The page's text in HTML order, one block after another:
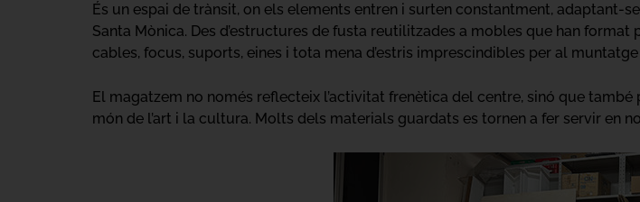
És un espai de trànsit, on els elements entren i surten constantment,
Santa Mònica. Des d’estructures de fusta reutilitzades a mobles que han
cables, focus, suports, eines i tota mena d’estris imprescindibles per al
El magatzem no només reflecteix l’activitat frenètica del centre, sinó que
món de l’art i la cultura. Molts dels materials guardats es tornen a fer servir en